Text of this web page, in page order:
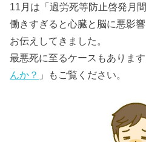
11月は「過労死等防止啓発月間
働きすぎると心臓と脳に悪影
お伝えしてきました。
最悪死に至るケースもありま
んか？ 」もご覧ください。